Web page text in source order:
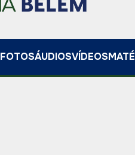
FOTOSÁUDIOSVÍDEOS